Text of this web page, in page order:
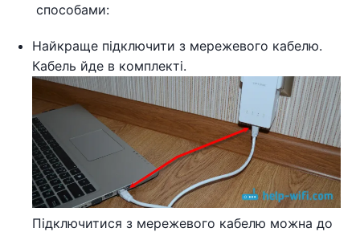
способами:
Найкраще підключити з мережевого кабелю.
Кабель йде в комплекті.
Підключитися з мережевого кабелю можна до